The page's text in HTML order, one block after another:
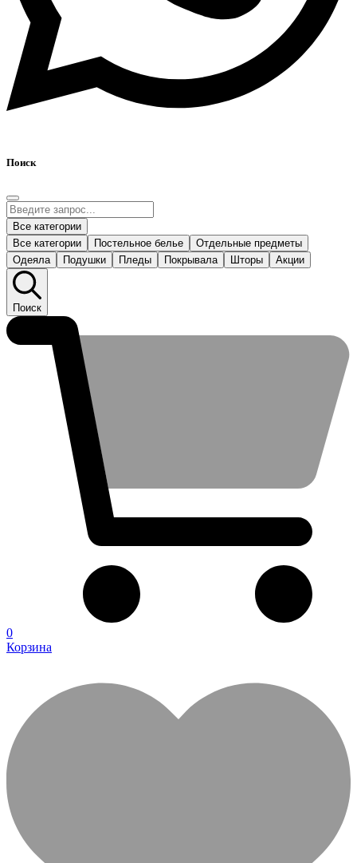
Поиск
Все категории
Все категории
Постельное белье
Отдельные предметы
Одеяла
Подушки Пледы Покрывала Шторы Акции
Поиск
0
Корзина